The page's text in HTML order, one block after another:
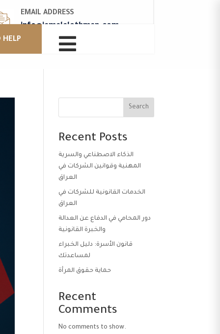
EMAIL ADDRESS
info@jamalalothman.com
HELP 
Search
Recent Posts
الذكاء الاصطناعي والسرية
المهنية وقوانين الشركات في
العراق
الخدمات القانونية للشركات في
العراق
دور المحامي في الدفاع عن العدالة
والخبرة القانونية
قانون الأسرة: دليل الخبراء
لمساعدتك
حماية حقوق المرأة
Recent
Comments
No comments to show.